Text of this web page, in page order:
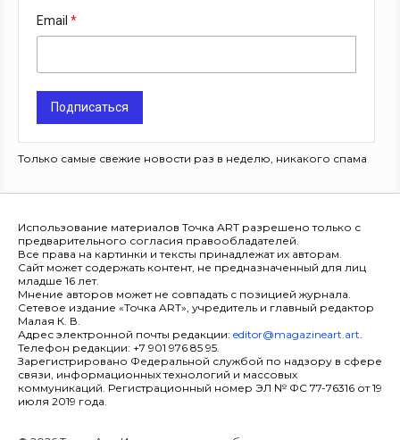
Email
Подписаться
Только самые свежие новости раз в неделю, никакого спама
Использование материалов Точка ART разрешено только с
предварительного согласия правообладателей.
Все права на картинки и тексты принадлежат их авторам.
Сайт может содержать контент, не предназначенный для лиц
младше 16 лет.
Мнение авторов может не совпадать с позицией журнала.
Сетевое издание «Точка ART», учредитель и главный редактор
Малая К. В.
Адрес электронной почты редакции: editor@magazineart.art.
Телефон редакции: +7 901 976 85 95.
Зарегистрировано Федеральной службой по надзору в сфере
связи, информационных технологий и массовых
коммуникаций. Регистрационный номер ЭЛ № ФС 77-76316 от 19
июля 2019 года.